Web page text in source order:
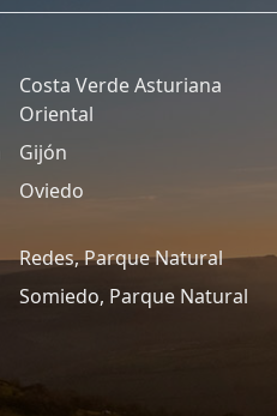
Costa Verde Asturiana
Oriental
Gijón
Oviedo
Redes, Parque Natural
Somiedo, Parque Natural